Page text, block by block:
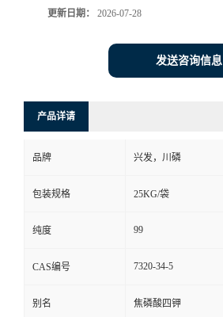
更新日期： 2026-07-28
发送咨询信息
产品详请
品牌 兴发，川磷
包装规格 25KG/袋
纯度 99
CAS编号 7320-34-5
别名 焦磷酸四钾